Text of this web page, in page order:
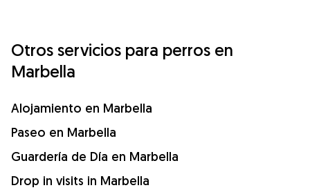
Otros servicios para perros en
Marbella
Alojamiento en Marbella
Paseo en Marbella
Guardería de Día en Marbella
Drop in visits in Marbella